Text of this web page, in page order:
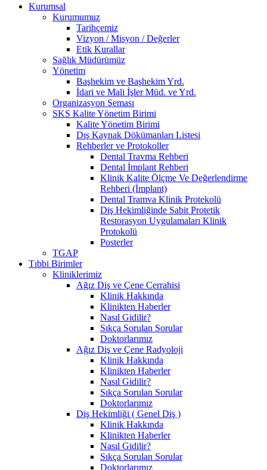
Kurumsal
Kurumumuz
Tarihçemiz
Vizyon / Misyon / Değerler
Etik Kurallar
Sağlık Müdürümüz
Yönetim
Başhekim ve Başhekim Yrd.
İdari ve Mali İşler Müd. ve Yrd.
Organizasyon Şeması
SKS Kalite Yönetim Birimi
Kalite Yönetim Birimi
Dış Kaynak Dökümanları Listesi
Rehberler ve Protokoller
Dental Travma Rehberi
Dental İmplant Rehberi
Klinik Kalite Ölçme Ve Değerlendirme
Rehberi (İmplant)
Dental Tramva Klinik Protekolü
Diş Hekimliğinde Sabit Protetik
Restorasyon Uygulamaları Klinik
Protokolü
Posterler
TGAP
Tıbbi Birimler
Kliniklerimiz
Ağız Diş ve Çene Cerrahisi
Klinik Hakkında
Klinikten Haberler
Nasıl Gidilir?
Sıkça Sorulan Sorular
Doktorlarımız
Ağız Diş ve Çene Radyoloji
Klinik Hakkında
Klinikten Haberler
Nasıl Gidilir?
Sıkça Sorulan Sorular
Doktorlarımız
Diş Hekimliği ( Genel Diş )
Klinik Hakkında
Klinikten Haberler
Nasıl Gidilir?
Sıkça Sorulan Sorular
Doktorlarımız